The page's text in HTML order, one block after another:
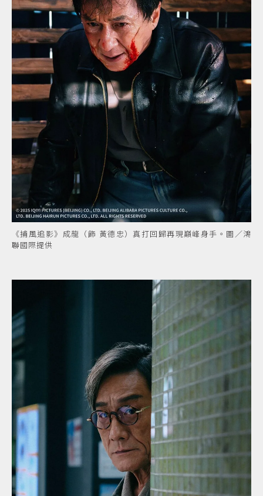
《捕風追影》成龍（飾 黃德忠）真打回歸再現巔峰身手。圖／鴻
聯國際提供